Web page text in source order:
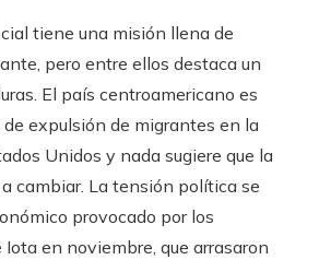
tiene una misión llena de
pero entre ellos destaca un
El país centroamericano es
expulsión de migrantes en la
Unidos y nada sugiere que la
cambiar. La tensión política se
provocado por los
Iota en noviembre, que arrasaron